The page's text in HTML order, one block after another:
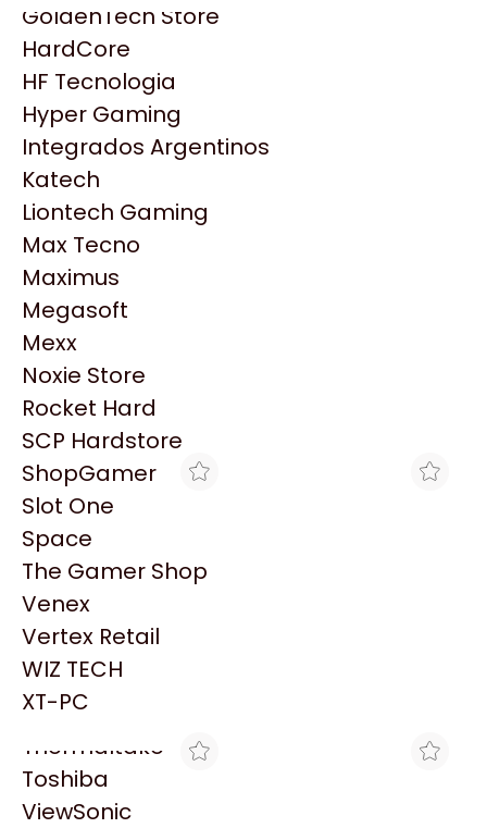
HP
HyperX
INNO3D
Intel
Kingston
Lenovo
Logitech
MSI
NVIDIA GeForce
NZXT
PNY
Palit
Philips
PowerColor
Razer
Redragon
Samsung
Sandisk
Sapphire
Seagate
Sentey
Solarmax
Thermaltake
Toshiba
ViewSonic
GoldenTech Store
HardCore
HF Tecnologia
Hyper Gaming
Integrados Argentinos
Katech
Liontech Gaming
Max Tecno
Maximus
Megasoft
Mexx
Noxie Store
Rocket Hard
SCP Hardstore
ShopGamer
Slot One
Space
The Gamer Shop
Venex
Vertex Retail
WIZ TECH
XT-PC
Productos
Similares
Explorá más productos similares
HT FACE PLATE
RJ/POU/CERR.
$1.095